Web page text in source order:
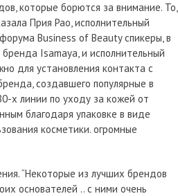
которые борются за внимание. То,
Прия Рао, исполнительный
Business of Beauty спикеры, в
Isamaya, и исполнительный
для установления контакта с
создавшего популярные в
х линии по уходу за кожей от
благодаря упаковке в виде
косметики. огромные
“Некоторые из лучших брендов
основателей .. с ними очень